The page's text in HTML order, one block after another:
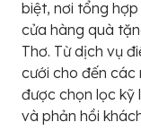
biệt, nơi tổng
cửa hàng quà
Thơ. Từ dịch vụ
cưới cho đến các
được chọn lọc kỹ
và phản hồi